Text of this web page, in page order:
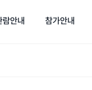
람안내 참가안내